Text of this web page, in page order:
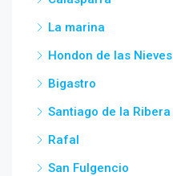
La marina
Hondon de las Nieves
Bigastro
Santiago de la Ribera
Rafal
San Fulgencio